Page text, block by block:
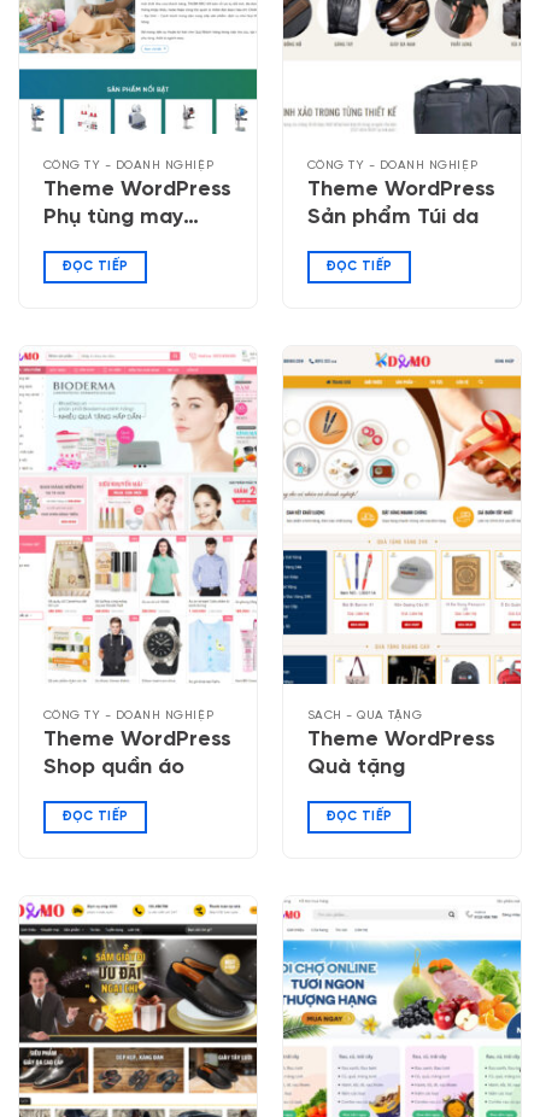
CÔNG TY - DOANH NGHIỆP
Theme WordPress
Phụ tùng may
ĐỌC TIẾP
CÔNG TY - DOANH NGHIỆP
Theme WordPress
Sản phẩm Túi da
ĐỌC TIẾP
CÔNG TY - DOANH NGHIỆP
Theme WordPress
Shop quần áo
ĐỌC TIẾP
SÁCH - QUÀ TẶNG
Theme WordPress
Quà tặng
ĐỌC TIẾP